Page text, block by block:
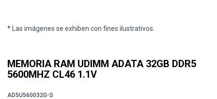
* Las imágenes se exhiben con fines ilustrativos.
MEMORIA RAM UDIMM ADATA 32GB DDR5
5600MHZ CL46 1.1V
AD5U560032G-S